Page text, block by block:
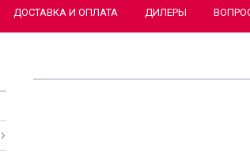
ДОСТАВКА И ОПЛАТА ДИЛЕРЫ